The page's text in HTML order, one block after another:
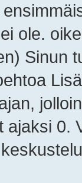
ole.
Sinun
ajaksi 0.